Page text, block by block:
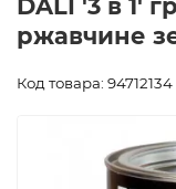
DALI '3 в 1'
ржавчине
Код товара: 94712134